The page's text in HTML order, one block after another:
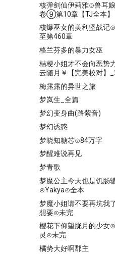
核弹剑仙伊莉雅⊙兽耳
卷⑨第10章【TJ全本】
核爆巫女的美利坚战记
至第460章
格兰芬多的暴力女巫
桔梗小姐才不会向恶势
云随月￥【完美校对】
梅露露的异世之旅
梦岚生_全篇
梦幻变身曲(路紫音)
梦幻诱惑
梦晓知糖芯⊙84万字
梦醒难说再见
梦青歌
梦魔公主今天也是饥肠
⊙Yakya⊙全本
梦魔小姐请不要再坑我
想要⊙未完
樱花下仰望胧月的少女
灵⊙未完
橘势大好啊郡主